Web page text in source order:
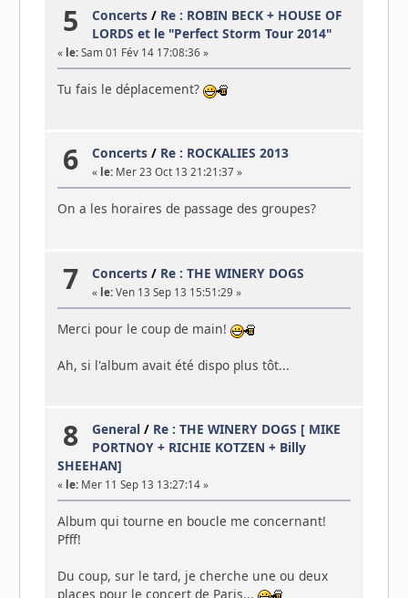
5 Concerts / Re : ROBIN BECK + HOUSE OF
LORDS et le "Perfect Storm Tour 2014"
« le:Sam 01 Fév 14 17:08:36 »
Tu fais le déplacement?
6 Concerts / Re : ROCKALIES 2013
« le: Mer 23 Oct 13 21:21:37 »
On a les horaires de passage des groupes?
7 Concerts / Re : THE WINERY DOGS
« le: Ven 13 Sep 13 15:51:29 »
Merci pour le coup de main!
Ah, si l'album avait été dispo plus tôt...
8 General / Re : THE WINERY DOGS [ MIKE
PORTNOY + RICHIE KOTZEN + Billy
SHEEHAN]
« le:Mer 11 Sep 13 13:27:14 »
Album qui tourne en boucle me concernant!
Pfff!
Du coup, sur le tard, je cherche une ou deux
places pour le concert de Paris...